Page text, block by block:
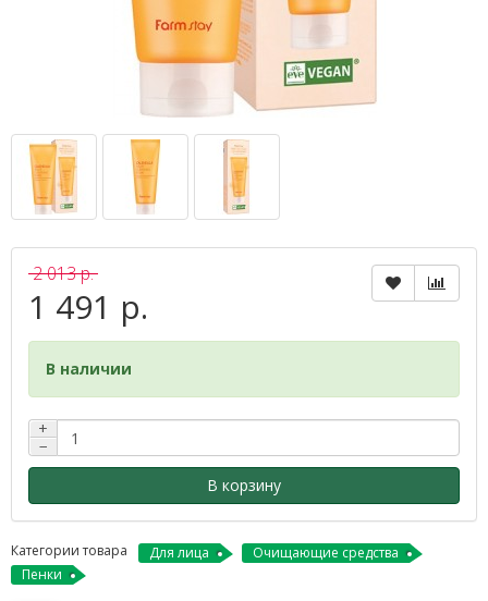
2 013 р.
1 491 р.
В наличии
+
−
В корзину
Категории товара Для лица
Очищающие средства
Пенки